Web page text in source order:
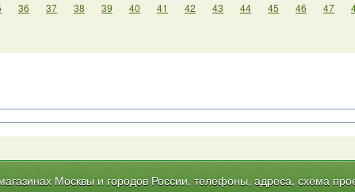
36 37 38 39 40 41 42 43 44 45 46 47
Москвы и городов России, телефоны, адреса, схема